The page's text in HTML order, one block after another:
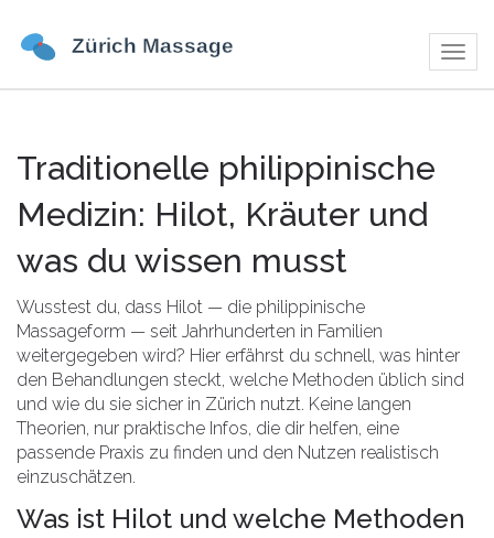
Traditionelle philippinische
Medizin: Hilot, Kräuter und
was du wissen musst
Wusstest du, dass Hilot — die philippinische
Massageform — seit Jahrhunderten in Familien
weitergegeben wird? Hier erfährst du schnell, was hinter
den Behandlungen steckt, welche Methoden üblich sind
und wie du sie sicher in Zürich nutzt. Keine langen
Theorien, nur praktische Infos, die dir helfen, eine
passende Praxis zu finden und den Nutzen realistisch
einzuschätzen.
Was ist Hilot und welche Methoden